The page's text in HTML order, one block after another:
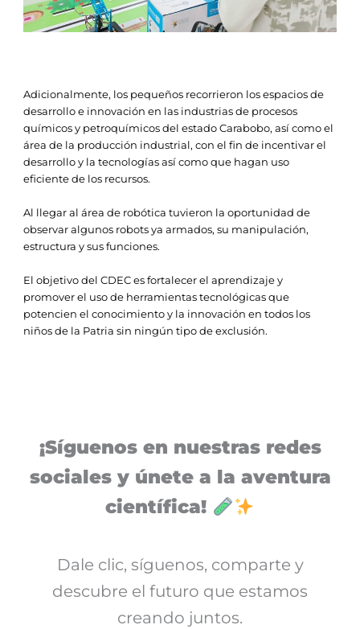
Adicionalmente, los pequeños recorrieron los espacios de
desarrollo e innovación en las industrias de procesos
químicos y petroquímicos del estado Carabobo, así como el
área de la producción industrial, con el fin de incentivar el
desarrollo y la tecnologías así como que hagan uso
eficiente de los recursos.
Al llegar al área de robótica tuvieron la oportunidad de
observar algunos robots ya armados, su manipulación,
estructura y sus funciones.
El objetivo del CDEC es fortalecer el aprendizaje y
promover el uso de herramientas tecnológicas que
potencien el conocimiento y la innovación en todos los
niños de la Patria sin ningún tipo de exclusión.
¡Síguenos en nuestras redes
sociales y únete a la aventura
científica!
Dale clic, síguenos, comparte y
descubre el futuro que estamos
creando juntos.